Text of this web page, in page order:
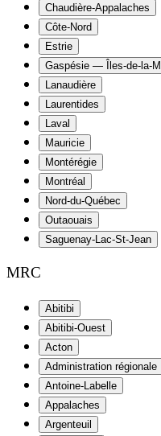
Chaudière-Appalaches
Côte-Nord
Estrie
Gaspésie — Îles-de-la-
Lanaudière
Laurentides
Laval
Mauricie
Montérégie
Montréal
Nord-du-Québec
Outaouais
Saguenay-Lac-St-Jean
MRC
Abitibi
Abitibi-Ouest
Acton
Administration régionale
Antoine-Labelle
Appalaches
Argenteuil